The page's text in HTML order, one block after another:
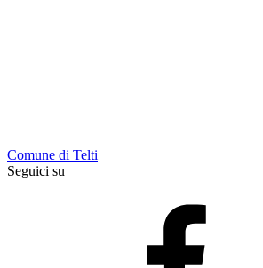
Comune di Telti
Seguici su